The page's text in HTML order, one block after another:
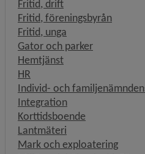
Fritid, drift
Fritid, föreningsbyrån
Fritid, unga
Gator och parker
Hemtjänst
HR
Individ- och
Integration
Korttidsboende
Lantmäteri
Mark och exploatering